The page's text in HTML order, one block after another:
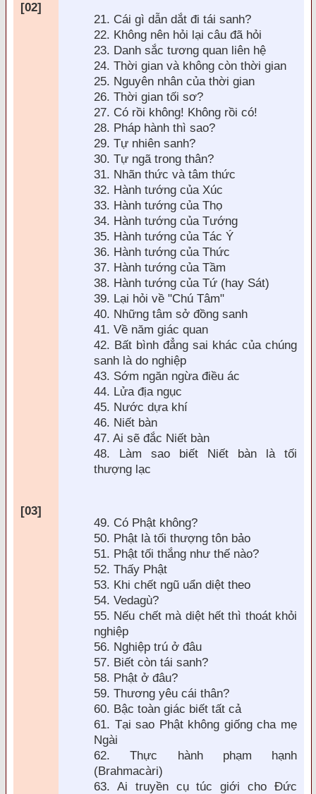
[02]
21. Cái gì dẫn dắt đi tái sanh?
22. Không nên hỏi lại câu đã hỏi
23. Danh sắc tương quan liên hệ
24. Thời gian và không còn thời gian
25. Nguyên nhân của thời gian
26. Thời gian tối sơ?
27. Có rồi không! Không rồi có!
28. Pháp hành thì sao?
29. Tự nhiên sanh?
30. Tự ngã trong thân?
31. Nhãn thức và tâm thức
32. Hành tướng của Xúc
33. Hành tướng của Thọ
34. Hành tướng của Tướng
35. Hành tướng của Tác Ý
36. Hành tướng của Thức
37. Hành tướng của Tầm
38. Hành tướng của Tứ (hay Sát)
39. Lại hỏi về "Chú Tâm"
40. Những tâm sở đồng sanh
41. Về năm giác quan
42. Bất bình đẳng sai khác của chúng
sanh là do nghiệp
43. Sớm ngăn ngừa điều ác
44. Lửa địa ngục
45. Nước dựa khí
46. Niết bàn
47. Ai sẽ đắc Niết bàn
48. Làm sao biết Niết bàn là tối
thượng lạc
[03]
49. Có Phật không?
50. Phật là tối thượng tôn bảo
51. Phật tối thắng như thế nào?
52. Thấy Phật
53. Khi chết ngũ uẩn diệt theo
54. Vedagù?
55. Nếu chết mà diệt hết thì thoát khỏi
nghiệp
56. Nghiệp trú ở đâu
57. Biết còn tái sanh?
58. Phật ở đâu?
59. Thương yêu cái thân?
60. Bậc toàn giác biết tất cả
61. Tại sao Phật không giống cha mẹ
Ngài
62. Thực hành phạm hạnh
(Brahmacàri)
63. Ai truyền cụ túc giới cho Đức